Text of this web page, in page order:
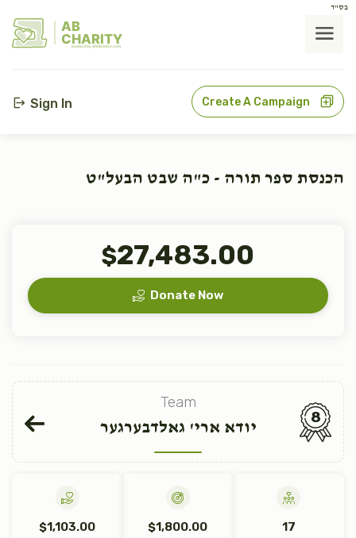
בס"ד
AB
CHARITY
powerd by ahblicklive.com
Sign In Create A Campaign
הכנסת ספר תורה - כ"ה שבט הבעל"ט
$27,483.00
Donate Now
Team
יודא ארי' גאלדבערגער
8
$1,103.00 $1,800.00 17